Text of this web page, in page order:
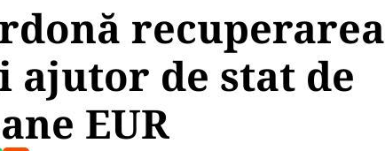
recuperarea
ajutor de stat de
EUR